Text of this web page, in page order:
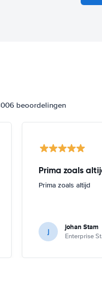
beoordelingen
Prima zoals
Prima zoals altijd
j johan Stam
Enterprise